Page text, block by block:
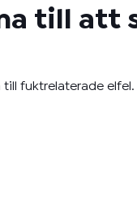
till att
fuktrelaterade